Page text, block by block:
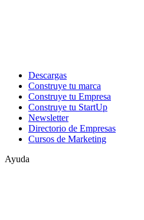
Descargas
Construye tu marca
Construye tu Empresa
Construye tu StartUp
Newsletter
Directorio de Empresas
Cursos de Marketing
Ayuda